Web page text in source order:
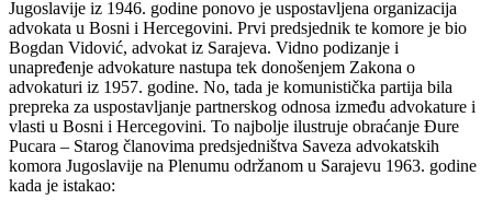
Jugoslavije iz 1946. godine ponovo je uspostavljena organizacija
advokata u Bosni i Hercegovini. Prvi predsjednik te komore je bio
Bogdan Vidović, advokat iz Sarajeva. Vidno podizanje i
unapređenje advokature nastupa tek donošenjem Zakona o
advokaturi iz 1957. godine. No, tada je komunistička partija bila
prepreka za uspostavljanje partnerskog odnosa između advokature i
vlasti u Bosni i Hercegovini. To najbolje ilustruje obraćanje Đure
Pucara – Starog članovima predsjedništva Saveza advokatskih
komora Jugoslavije na Plenumu održanom u Sarajevu 1963. godine
kada je istakao: